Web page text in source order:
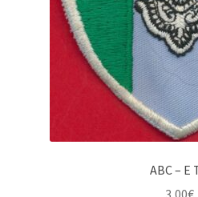
ABC – E